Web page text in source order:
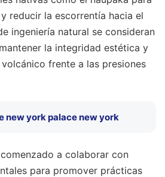
reducir la escorrentía hacia el
ingeniería natural se consideran
la integridad estética y
frente a las presiones
new york palace new york
a colaborar con
para promover prácticas